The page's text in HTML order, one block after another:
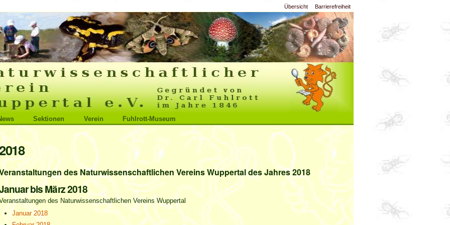
Übersicht Barrierefreiheit
Sektionen Verein Fuhlrott-Museum
des Naturwissenschaftlichen Vereins Wuppertal des Jahres 2018
bis März 2018
des Naturwissenschaftlichen Vereins Wuppertal
Januar 2018